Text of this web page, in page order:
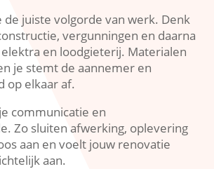
de juiste volgorde van werk.​ Denk
vergunningen en daarna
en loodgieterij.​ Materialen
je stemt de aannemer en
op elkaar af.​
communicatie en
Zo sluiten afwerking, oplevering
aan en voelt jouw renovatie
aan.​